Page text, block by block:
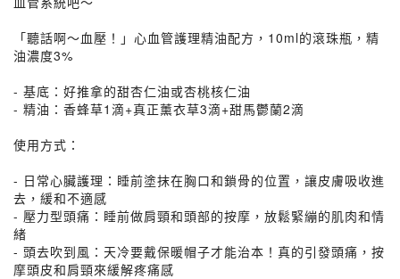
「聽話啊～血壓！」心血管護理精油配方，10ml的滾珠瓶，精
油濃度3%
- 基底：好推拿的甜杏仁油或杏桃核仁油
- 精油：香蜂草1滴+真正薰衣草3滴+甜馬鬱蘭2滴
使用方式：
- 日常心臟護理：睡前塗抹在胸口和鎖骨的位置，讓皮膚吸收進
去，緩和不適感
- 壓力型頭痛：睡前做肩頸和頭部的按摩，放鬆緊繃的肌肉和情
緒
- 頭去吹到風：天冷要戴保暖帽子才能治本！真的引發頭痛，按
摩頭皮和肩頸來緩解疼痛感